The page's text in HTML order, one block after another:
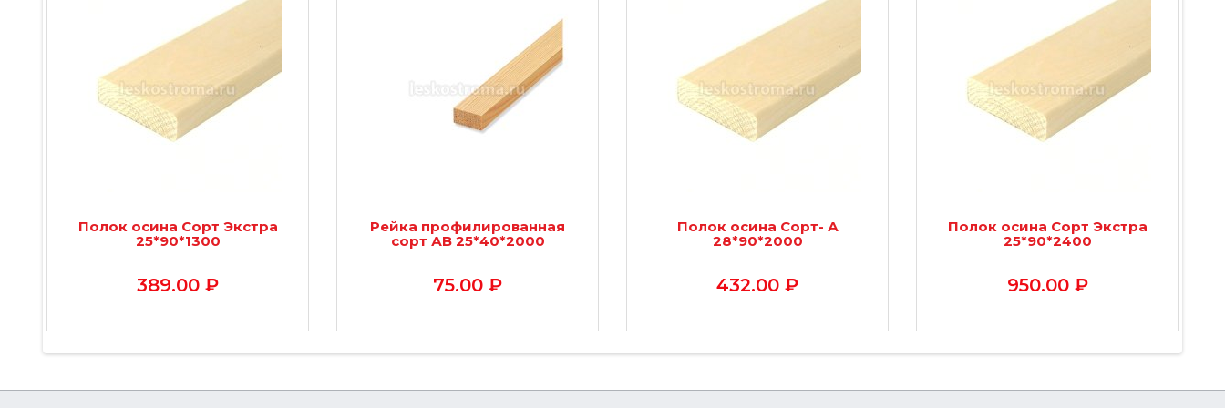
Полок осина Сорт Экстра
25*90*1300
389.00 ₽
Рейка профилированная
сорт АВ 25*40*2000
75.00 ₽
Полок осина Сорт- А
28*90*2000
432.00 ₽
Полок осина Сорт Экстра
25*90*2400
950.00 ₽